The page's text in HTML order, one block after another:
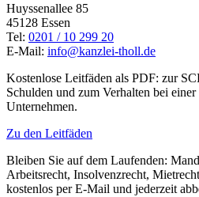
Huyssenallee 85
45128 Essen
Tel: 0201 / 10 299 20
E-Mail: info@kanzlei-tholl.de
Kostenlose Leitfäden als PDF: zur
Schulden und zum Verhalten bei
Unternehmen.
Zu den Leitfäden
Bleiben Sie auf dem Laufenden:
Arbeitsrecht, Insolvenzrecht,
kostenlos per E-Mail und jederzeit